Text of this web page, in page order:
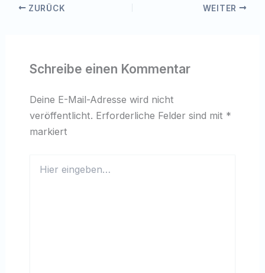
ZURÜCK WEITER
Schreibe einen Kommentar
Deine E-Mail-Adresse wird nicht
veröffentlicht. Erforderliche Felder sind mit *
markiert
eingeben…